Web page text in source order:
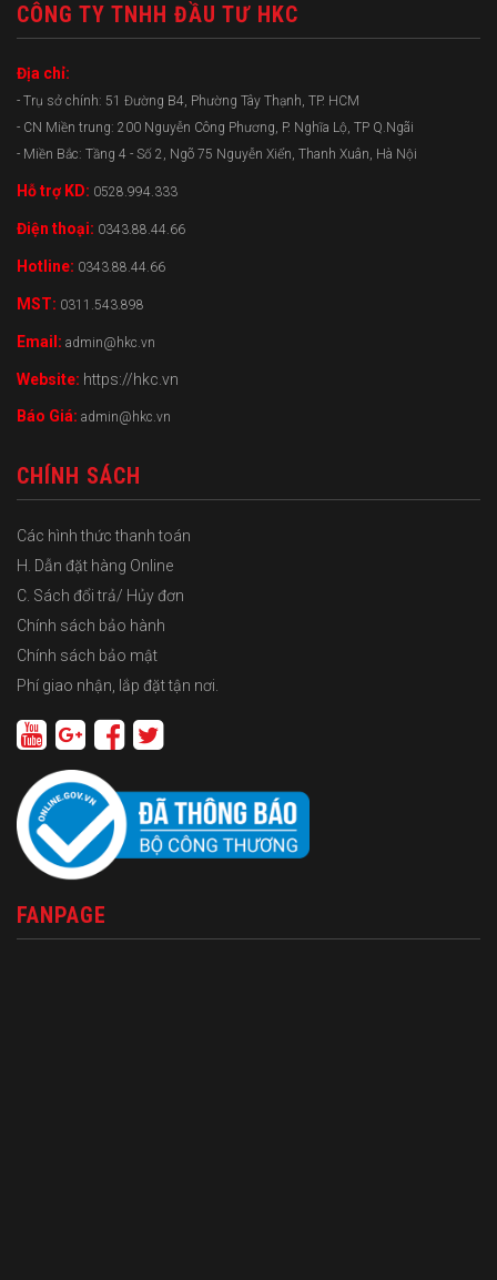
CÔNG TY TNHH ĐẦU TƯ HKC
Địa chỉ:
- Trụ sở chính: 51 Đường B4, Phường Tây Thạnh, TP. HCM
- CN Miền trung: 200 Nguyễn Công Phương, P. Nghĩa Lộ, TP Q.Ngãi
- Miền Bắc: Tầng 4 - Số 2, Ngõ 75 Nguyễn Xiển, Thanh Xuân, Hà Nội
Hỗ trợ KD: 0528.994.333
Điện thoại: 0343.88.44.66
Hotline: 0343.88.44.66
MST: 0311.543.898
Email: admin@hkc.vn
Website: https://hkc.vn
Báo Giá: admin@hkc.vn
CHÍNH SÁCH
Các hình thức thanh toán
H. Dẫn đặt hàng Online
C. Sách đổi trả/ Hủy đơn
Chính sách bảo hành
Chính sách bảo mật
Phí giao nhận, lắp đặt tận nơi.
FANPAGE